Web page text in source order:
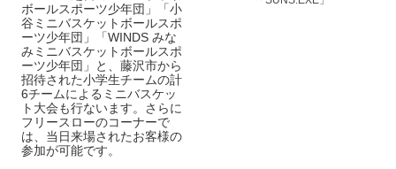
ボールスポーツ少年団」「小
谷ミニバスケットボールスポ
ーツ少年団」「WINDS みな
みミニバスケットボールスポ
ーツ少年団」と、藤沢市から
招待された小学生チームの計
6チームによるミニバスケッ
ト大会も行ないます。さらに
フリースローのコーナーで
は、当日来場されたお客様の
参加が可能です。